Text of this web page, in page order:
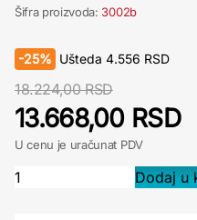
Šifra proizvoda: 3002b
-25% Ušteda 4.556 RSD
18.224,00 RSD
13.668,00 RSD
U cenu je uračunat PDV